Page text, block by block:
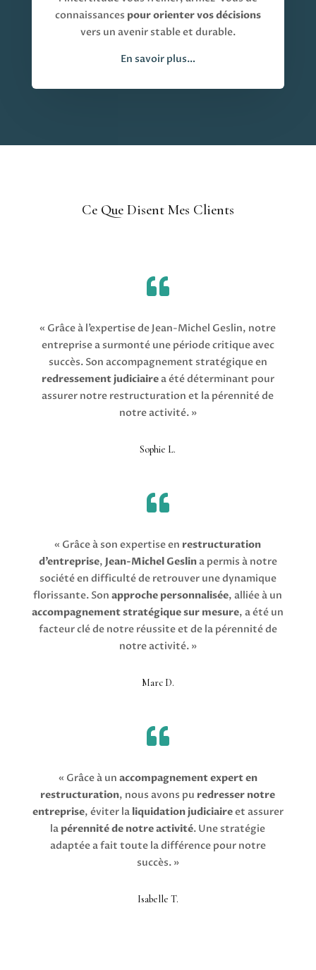
connaissances pour orienter vos décisions
vers un avenir stable et durable.
En savoir plus…
Ce Que Disent Mes Clients

« Grâce à l’expertise de Jean-Michel Geslin, notre
entreprise a surmonté une période critique avec
succès. Son accompagnement stratégique en
redressement judiciairea été déterminant pour
assurer notre restructuration et la pérennité de
notre activité. »
Sophie L.

« Grâce à son expertise en restructuration
d’entreprise, Jean-Michel Geslina permis à notre
société en difficulté de retrouver une dynamique
florissante. Sonapproche personnalisée, alliée à un
accompagnement stratégique sur mesure, a été un
facteur clé de notre réussite et de la pérennité de
notre activité. »
Marc D.

« Grâce à un accompagnement expert en
restructuration, nous avons pu redresser notre
entreprise, éviter la liquidation judiciaireet assurer
la pérennité de notre activité. Une stratégie
adaptée a fait toute la différence pour notre
succès. »
Isabelle T.